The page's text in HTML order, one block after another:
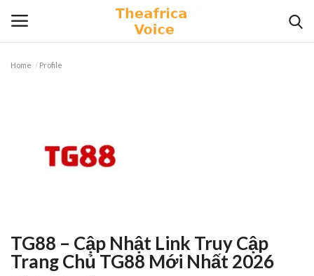
Lifestyle
Home Profile
TG88 – Cập Nhật Link Truy Cập
Trang Chủ TG88 Mới Nhất 2026